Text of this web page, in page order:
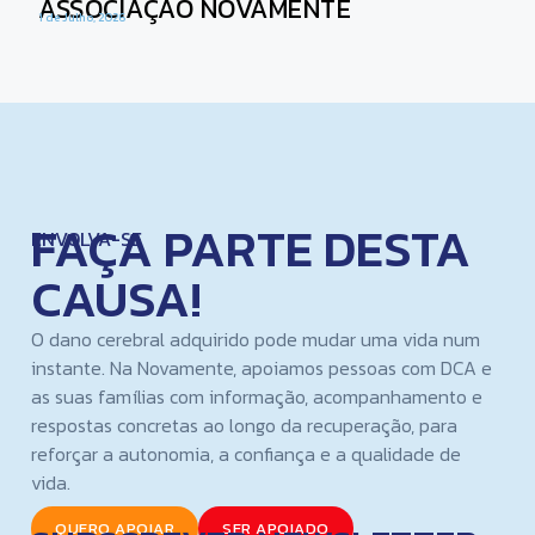
ASSOCIAÇÃO NOVAMENTE
1 de Julho, 2026
ENVOLVA-SE
FAÇA PARTE DESTA
CAUSA!
O dano cerebral adquirido pode mudar uma vida num
instante. Na Novamente, apoiamos pessoas com DCA e
as suas famílias com informação, acompanhamento e
respostas concretas ao longo da recuperação, para
reforçar a autonomia, a confiança e a qualidade de
vida.
QUERO APOIAR SER APOIADO